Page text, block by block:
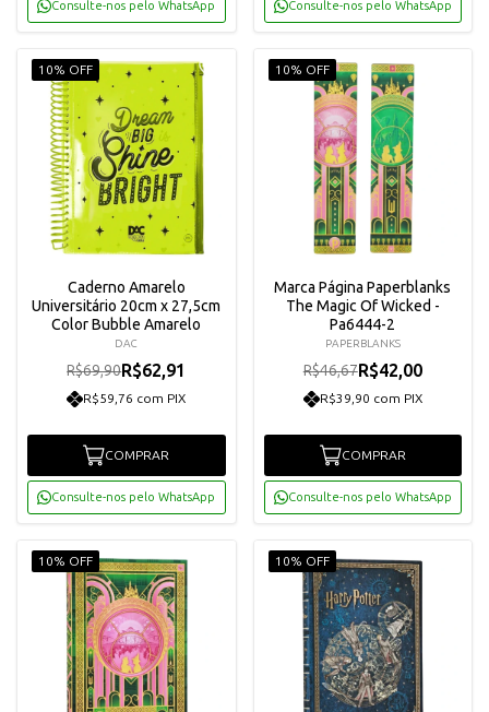
Consulte-nos pelo WhatsApp Consulte-nos pelo WhatsApp
10% OFF
Caderno Amarelo
Universitário 20cm x 27,5cm
Color Bubble Amarelo
DAC
R$69,90R$62,91
R$59,76 com PIX
COMPRAR
Consulte-nos pelo WhatsApp
10% OFF
Marca Página Paperblanks
The Magic Of Wicked -
Pa6444-2
PAPERBLANKS
R$46,67R$42,00
R$39,90 com PIX
COMPRAR
Consulte-nos pelo WhatsApp
10% OFF 10% OFF